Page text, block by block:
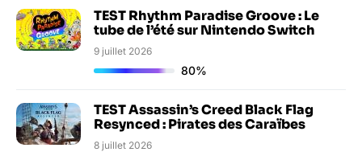
TEST Rhythm Paradise Groove : Le
tube de l’été sur Nintendo Switch
9 juillet 2026
80%
TEST Assassin’s Creed Black Flag
Resynced : Pirates des Caraïbes
8 juillet 2026